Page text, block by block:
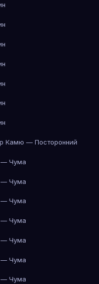
Камю — Посторонний
Чума
Чума
Чума
Чума
Чума
Чума
Чума